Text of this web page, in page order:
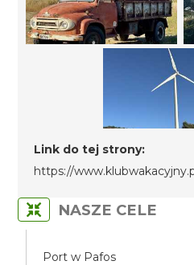
Link do tej strony:
https://
NASZE CELE
Port w Pafos